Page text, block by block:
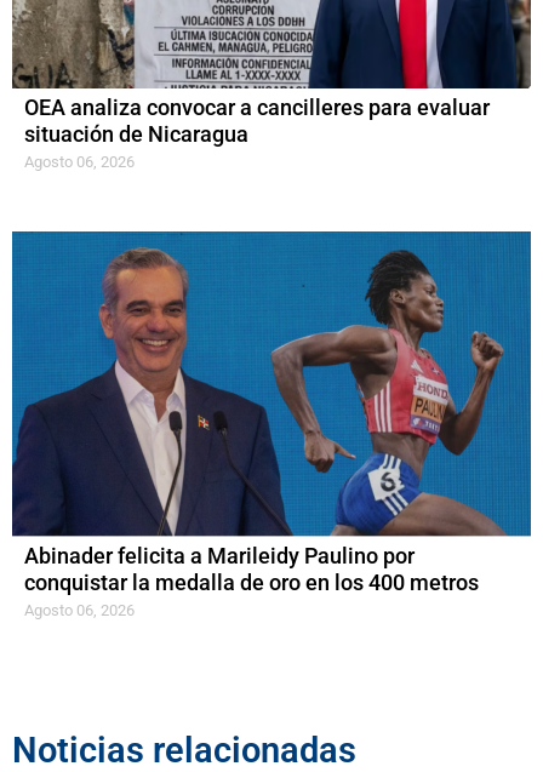
OEA analiza convocar a cancilleres para evaluar
situación de Nicaragua
Agosto 06, 2026
Abinader felicita a Marileidy Paulino por
conquistar la medalla de oro en los 400 metros
Agosto 06, 2026
Noticias relacionadas